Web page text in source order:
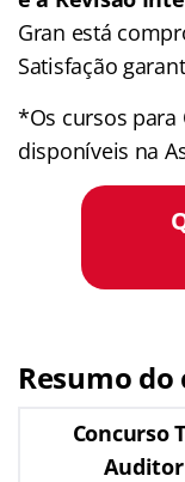
Gran está
Satisfação
*Os cursos para
disponíveis na
Resumo
Concurso
Auditor